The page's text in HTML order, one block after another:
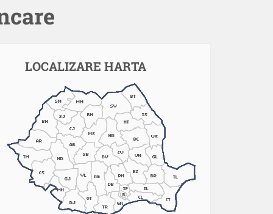
LOCALIZARE HARTA